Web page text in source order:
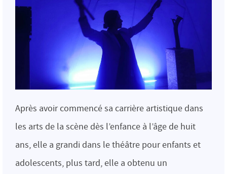
Après avoir commencé sa carrière artistique dans
les arts de la scène dès l’enfance à l’âge de huit
ans, elle a grandi dans le théâtre pour enfants et
adolescents, plus tard, elle a obtenu un